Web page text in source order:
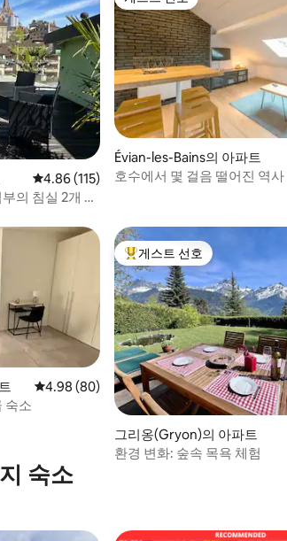
평점 4.86점(5점 만점), 후기 115개
4.86 (115)
의 침실 2개 옥
게스트 선호
Évian-les-Bains의 아파트
호수에서 몇 걸음 떨어진 역
평점 4.98점(5점 만점), 후기 80개
4.98 (80)
숙소
상위 게스트 선호
게스트 선호
그리옹(Gryon)의 아파트
환경 변화: 숲속 목욕 체험
숙소